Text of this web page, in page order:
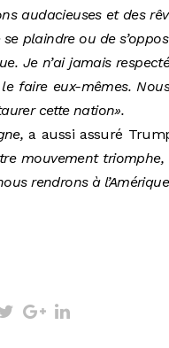
audacieuses et des
plaindre ou de
Je n’ai jamais
faire eux-mêmes.
cette nation».
a aussi assuré
mouvement
rendrons à